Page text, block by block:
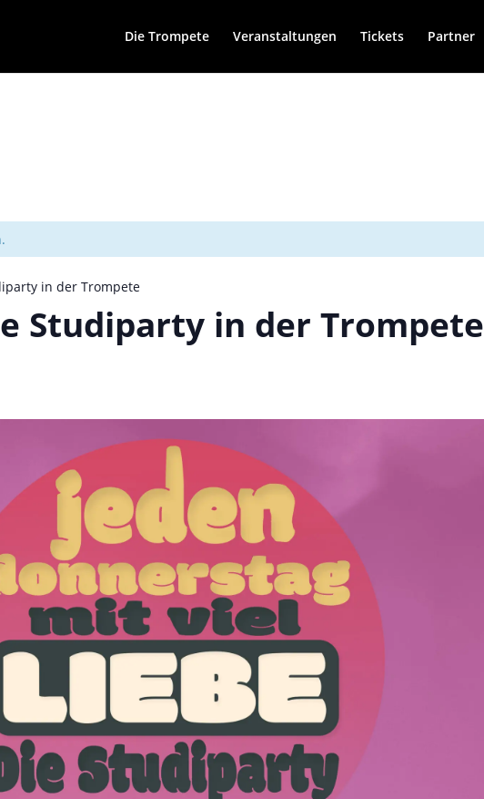
Die Trompete Veranstaltungen Tickets Partner
in der Trompete
Studiparty in der Trompete